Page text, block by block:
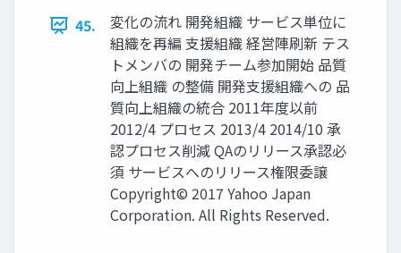
45.
変化の流れ 開発組織 サービス単位に
組織を再編 支援組織 経営陣刷新 テス
トメンバの 開発チーム参加開始 品質
向上組織 の整備 開発支援組織への 品
質向上組織の統合 2011年度以前
2012/4 プロセス 2013/4 2014/10 承
認プロセス削減 QAのリリース承認必
須 サービスへのリリース権限委譲
Copyright© 2017 Yahoo Japan
Corporation. All Rights Reserved.